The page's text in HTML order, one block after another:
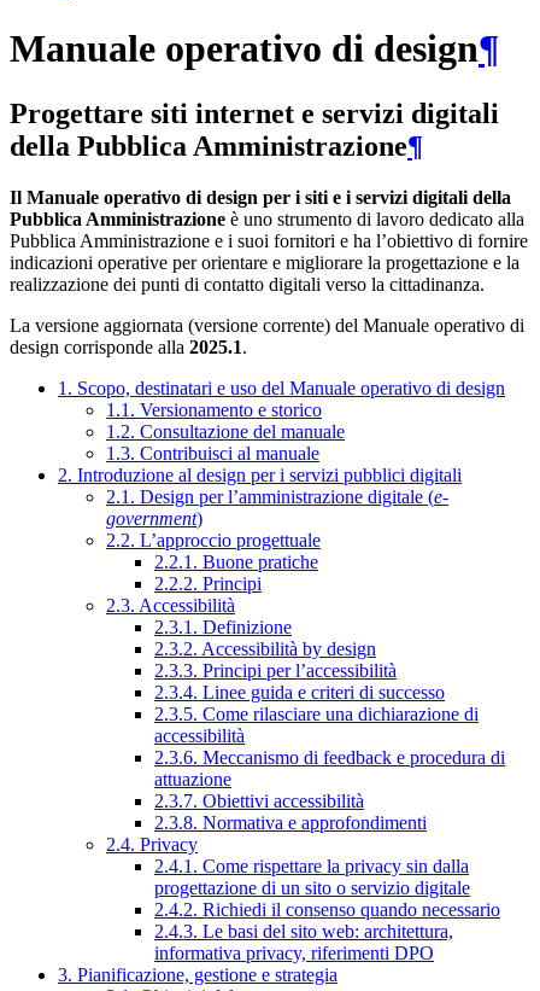
Manuale operativo di design¶
Progettare siti internet e servizi digitali
della Pubblica Amministrazione¶
Il Manuale operativo di design per i siti e i servizi digitali della
Pubblica Amministrazione è uno strumento di lavoro dedicato alla
Pubblica Amministrazione e i suoi fornitori e ha l’obiettivo di fornire
indicazioni operative per orientare e migliorare la progettazione e la
realizzazione dei punti di contatto digitali verso la cittadinanza.
La versione aggiornata (versione corrente) del Manuale operativo di
design corrisponde alla 2025.1.
1. Scopo, destinatari e uso del Manuale operativo di design
1.1. Versionamento e storico
1.2. Consultazione del manuale
1.3. Contribuisci al manuale
2. Introduzione al design per i servizi pubblici digitali
2.1. Design per l’amministrazione digitale (e-
government)
2.2. L’approccio progettuale
2.2.1. Buone pratiche
2.2.2. Principi
2.3. Accessibilità
2.3.1. Definizione
2.3.2. Accessibilità by design
2.3.3. Principi per l’accessibilità
2.3.4. Linee guida e criteri di successo
2.3.5. Come rilasciare una dichiarazione di
accessibilità
2.3.6. Meccanismo di feedback e procedura di
attuazione
2.3.7. Obiettivi accessibilità
2.3.8. Normativa e approfondimenti
2.4. Privacy
2.4.1. Come rispettare la privacy sin dalla
progettazione di un sito o servizio digitale
2.4.2. Richiedi il consenso quando necessario
2.4.3. Le basi del sito web: architettura,
informativa privacy, riferimenti DPO
3. Pianificazione, gestione e strategia